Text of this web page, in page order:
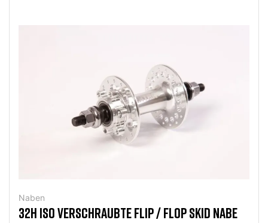
Naben
32H ISO VERSCHRAUBTE FLIP / FLOP SKID NABE